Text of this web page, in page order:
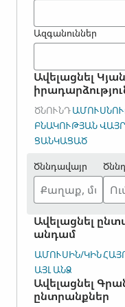
Ազգանուններ
Ավելացնել
ԾՆՈՒՆԴ
ԲՆԱԿՈՒԹՅԱՆ
ՑԱՆԿԱՑԱԾ
Ծննդավայր
Ավելացնել
անդամ
ԱՄՈՒՍԻՆ/ԿԻՆ
ԱՅԼ ԱՆՁ
Ավելացնել
ընտրանքներ